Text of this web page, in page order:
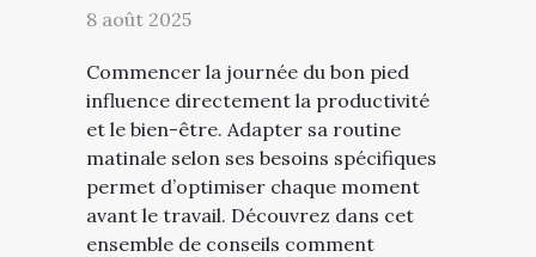
8 août 2025
Commencer la journée du bon pied
influence directement la productivité
et le bien-être. Adapter sa routine
matinale selon ses besoins spécifiques
permet d’optimiser chaque moment
avant le travail. Découvrez dans cet
ensemble de conseils comment